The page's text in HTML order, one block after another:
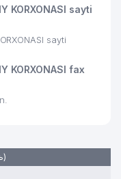
KORXONASI sayti
sayti
KORXONASI fax